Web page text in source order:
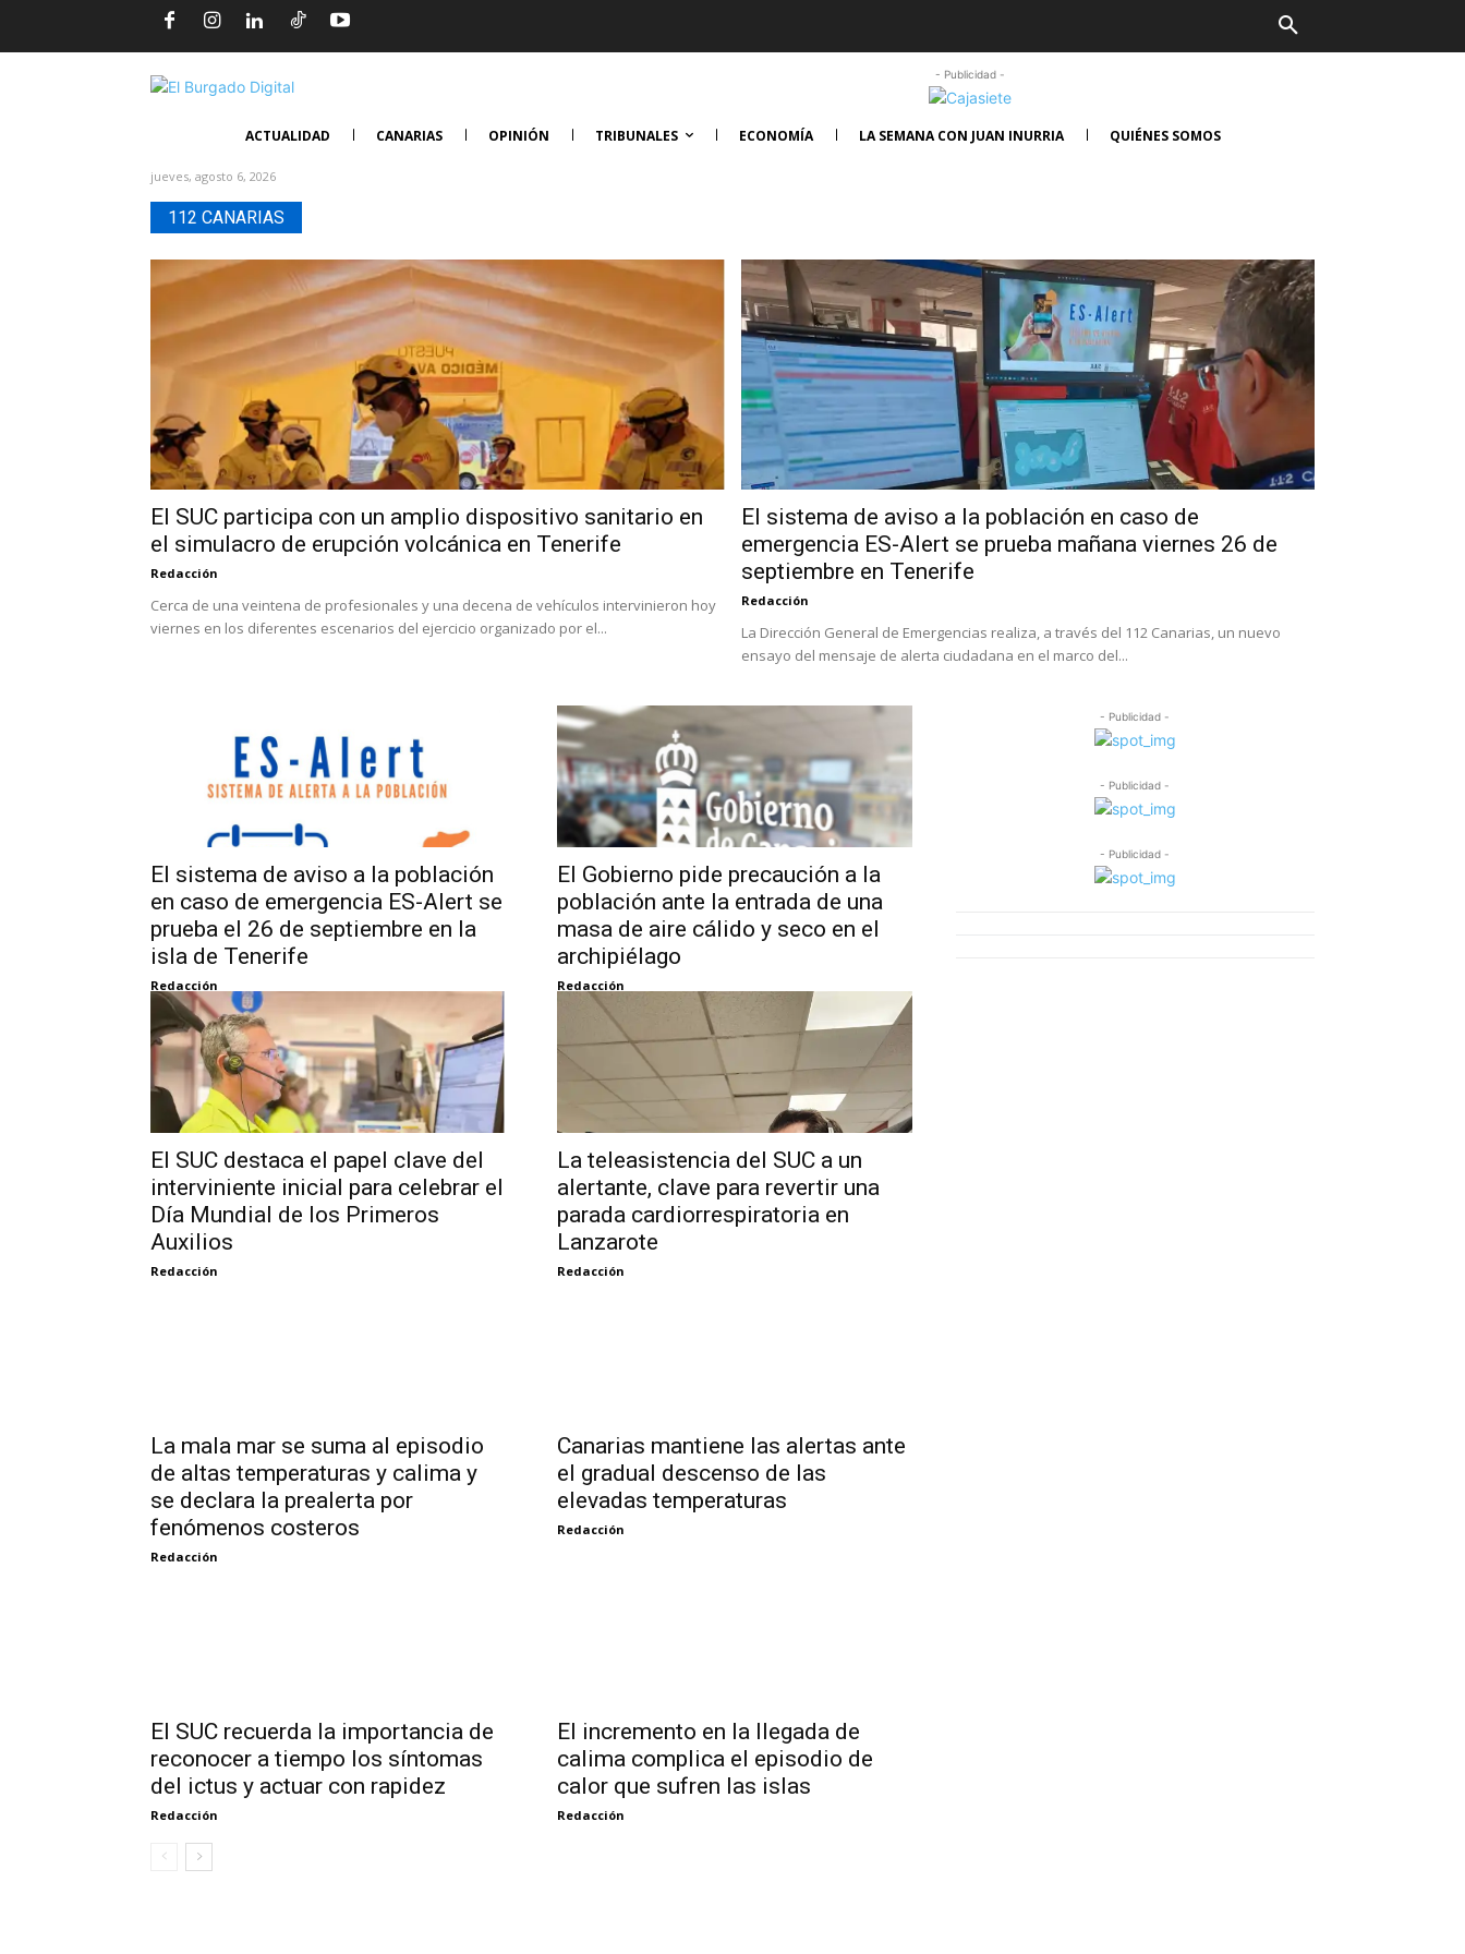
- Publicidad -
ACTUALIDAD CANARIAS OPINIÓN TRIBUNALES ECONOMÍA LA SEMANA CON JUAN INURRIA QUIÉNES SOMOS
jueves, agosto 6, 2026
112 CANARIAS
El SUC participa con un amplio dispositivo sanitario en
el simulacro de erupción volcánica en Tenerife
Redacción
Cerca de una veintena de profesionales y una decena de vehículos intervinieron hoy
viernes en los diferentes escenarios del ejercicio organizado por el...
El sistema de aviso a la población en caso de
emergencia ES-Alert se prueba mañana viernes 26 de
septiembre en Tenerife
Redacción
La Dirección General de Emergencias realiza, a través del 112 Canarias, un nuevo
ensayo del mensaje de alerta ciudadana en el marco del...
El sistema de aviso a la población
en caso de emergencia ES-Alert se
prueba el 26 de septiembre en la
isla de Tenerife
Redacción
El Gobierno pide precaución a la
población ante la entrada de una
masa de aire cálido y seco en el
archipiélago
Redacción
El SUC destaca el papel clave del
interviniente inicial para celebrar el
Día Mundial de los Primeros
Auxilios
Redacción
La teleasistencia del SUC a un
alertante, clave para revertir una
parada cardiorrespiratoria en
Lanzarote
Redacción
La mala mar se suma al episodio
de altas temperaturas y calima y
se declara la prealerta por
fenómenos costeros
Redacción
Canarias mantiene las alertas ante
el gradual descenso de las
elevadas temperaturas
Redacción
El SUC recuerda la importancia de
reconocer a tiempo los síntomas
del ictus y actuar con rapidez
Redacción
El incremento en la llegada de
calima complica el episodio de
calor que sufren las islas
Redacción
- Publicidad -
- Publicidad -
- Publicidad -